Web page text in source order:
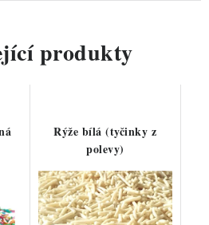
produkty
Rýže bílá (tyčinky z
polevy)